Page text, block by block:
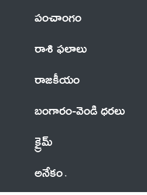
పంచాంగం
రాశి ఫలాలు
రాజకీయం
బంగారం-వెండి ధరలు
క్రైమ్
అనేకం